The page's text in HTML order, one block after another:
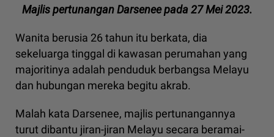
Majlis pertunangan Darsenee pada 27 Mei 2023.
Wanita berusia 26 tahun itu berkata, dia
sekeluarga tinggal di kawasan perumahan yang
majoritinya adalah penduduk berbangsa Melayu
dan hubungan mereka begitu akrab.
Malah kata Darsenee, majlis pertunangannya
turut dibantu jiran-jiran Melayu secara beramai-